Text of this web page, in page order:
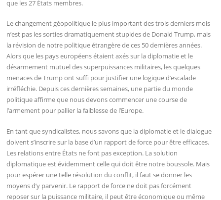
que les 27 États membres.
Le changement géopolitique le plus important des trois derniers mois
n’est pas les sorties dramatiquement stupides de Donald Trump, mais
la révision de notre politique étrangère de ces 50 dernières années.
Alors que les pays européens étaient axés sur la diplomatie et le
désarmement mutuel des superpuissances militaires, les quelques
menaces de Trump ont suffi pour justifier une logique d’escalade
irréfléchie. Depuis ces dernières semaines, une partie du monde
politique affirme que nous devons commencer une course de
l’armement pour pallier la faiblesse de l’Europe.
En tant que syndicalistes, nous savons que la diplomatie et le dialogue
doivent s’inscrire sur la base d’un rapport de force pour être efficaces.
Les relations entre États ne font pas exception. La solution
diplomatique est évidemment celle qui doit être notre boussole. Mais
pour espérer une telle résolution du conflit, il faut se donner les
moyens d’y parvenir. Le rapport de force ne doit pas forcément
reposer sur la puissance militaire, il peut être économique ou même